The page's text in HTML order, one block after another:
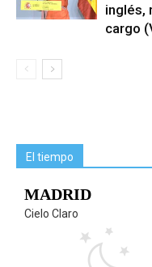
inglés,
cargo
El tiempo
MADRID
Cielo Claro